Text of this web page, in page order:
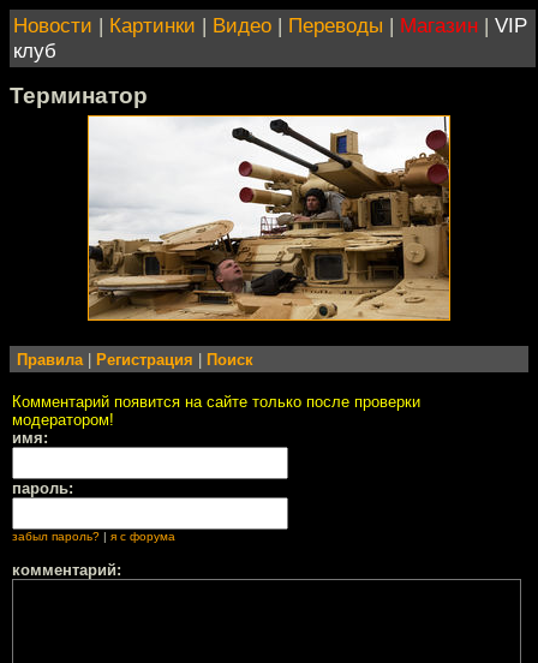
Новости | Картинки | Видео | Переводы | Магазин | VIP
клуб
Терминатор
Правила Регистрация Поиск
Комментарий появится на сайте только после проверки
модератором!
имя:
пароль:
забыл пароль? | я с форума
комментарий: